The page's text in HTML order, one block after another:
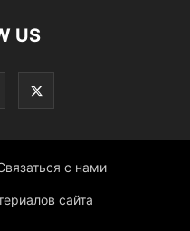
US
с нами
сайта